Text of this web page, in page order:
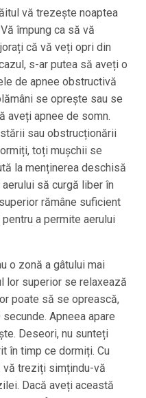
vă trezește noaptea
împung ca să vă
că vă veți opri din
s-ar putea să aveți o
de apnee obstructivă
se oprește sau se
aveți apnee de somn.
sau obstrucționării
toți mușchii se
la menținerea deschisă
să curgă liber în
rămâne suficient
a permite aerului
o zonă a gâtului mai
lor superior se relaxează
poate să se oprească,
Apneea apare
Deseori, nu sunteți
în timp ce dormiți. Cu
treziți simțindu-vă
Dacă aveți această